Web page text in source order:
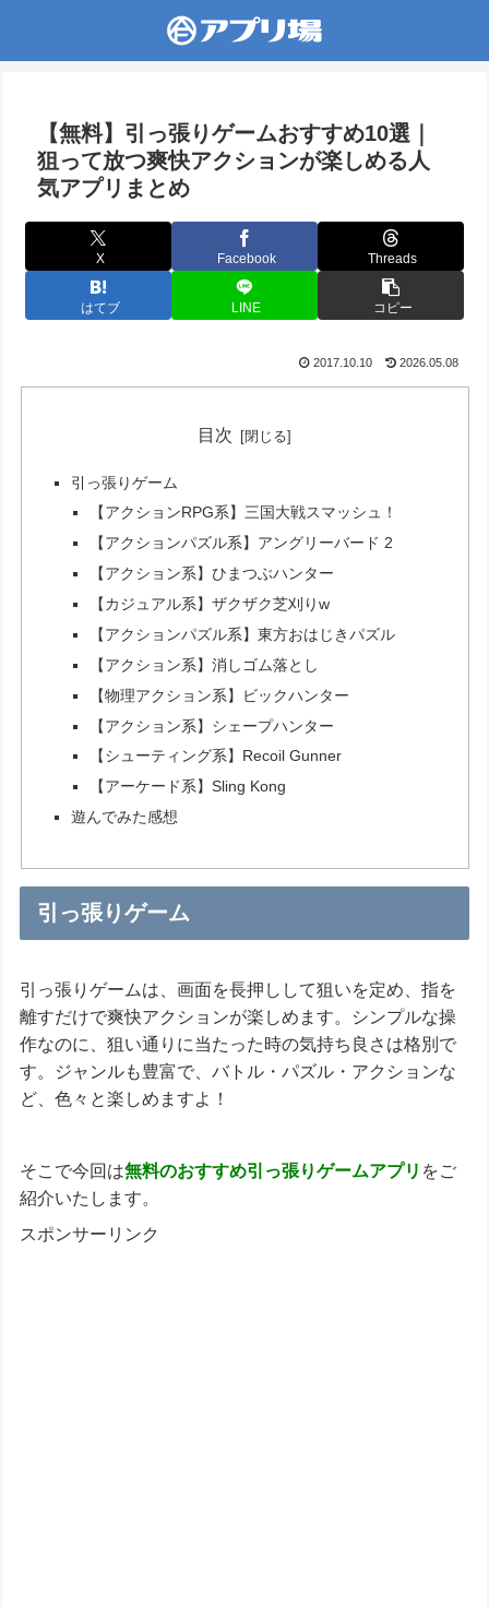
【無料】引っ張りゲームおすすめ10選｜
狙って放つ爽快アクションが楽しめる人
気アプリまとめ
X Facebook Threads
はてブ LINE コピー
2017.10.10 2026.05.08
目次
引っ張りゲーム
【アクションRPG系】三国大戦スマッシュ！
【アクションパズル系】アングリーバード 2
【アクション系】ひまつぶハンター
【カジュアル系】ザクザク芝刈りw
【アクションパズル系】東方おはじきパズル
【アクション系】消しゴム落とし
【物理アクション系】ビックハンター
【アクション系】シェープハンター
【シューティング系】Recoil Gunner
【アーケード系】Sling Kong
遊んでみた感想
引っ張りゲーム
引っ張りゲームは、画面を長押しして狙いを定め、指を
離すだけで爽快アクションが楽しめます。シンプルな操
作なのに、狙い通りに当たった時の気持ち良さは格別で
す。ジャンルも豊富で、バトル・パズル・アクションな
ど、色々と楽しめますよ！
そこで今回は無料のおすすめ引っ張りゲームアプリ をご
紹介いたします。
スポンサーリンク